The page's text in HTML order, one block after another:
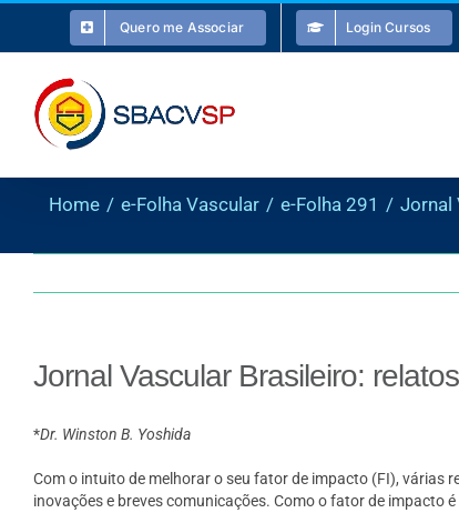
o
conteúdo
Quero me Associar Login Cursos
Home e-Folha Vascular e-Folha 291 Jornal
Jornal Vascular Brasileiro:
*Dr. Winston B. Yoshida
Com o intuito de melhorar o seu fator de impacto (FI), várias
inovações e breves comunicações. Como o fator de impacto